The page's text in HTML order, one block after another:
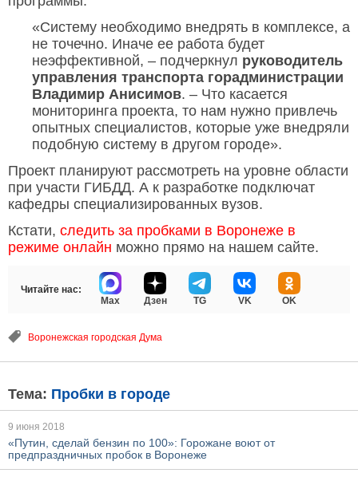
«Систему необходимо внедрять в комплексе, а
не точечно. Иначе ее работа будет
неэффективной, – подчеркнул руководитель
управления транспорта горадминистрации
Владимир Анисимов. – Что касается
мониторинга проекта, то нам нужно привлечь
опытных специалистов, которые уже внедряли
подобную систему в другом городе».
Проект планируют рассмотреть на уровне области
при участи ГИБДД. А к разработке подключат
кафедры специализированных вузов.
Кстати, следить за пробками в Воронеже в
режиме онлайн можно прямо на нашем сайте.
Читайте нас:
Max
Дзен TG VK OK
Воронежская городская Дума
Тема: Пробки в городе
9 июня 2018
«Путин, сделай бензин по 100»: Горожане воют от
предпраздничных пробок в Воронеже